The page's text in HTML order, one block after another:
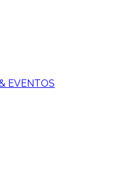
EVENTOS